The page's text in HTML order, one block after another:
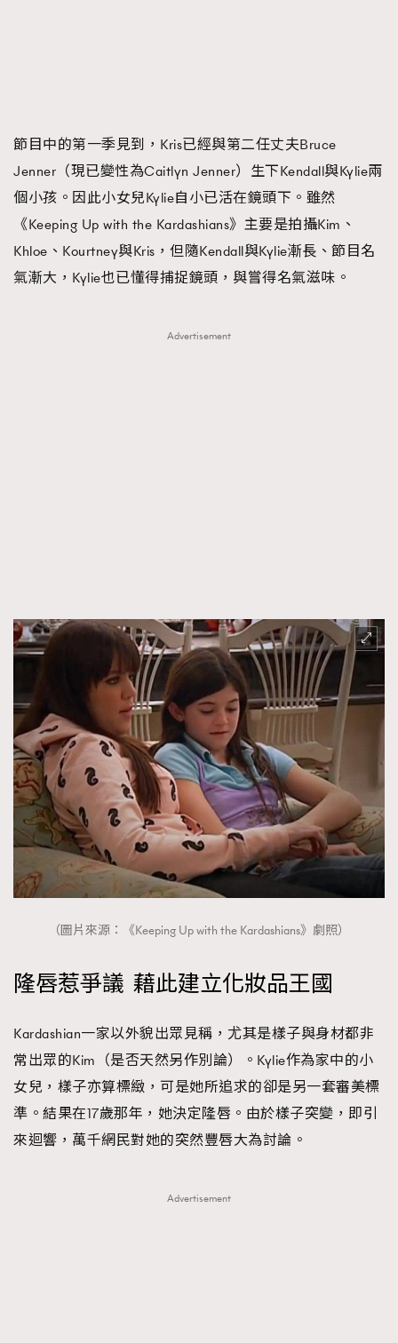
節目中的第一季見到，Kris已經與第二任丈夫Bruce
Jenner（現已變性為Caitlyn Jenner）生下Kendall與Kylie兩
個小孩。因此小女兒Kylie自小已活在鏡頭下。雖然
《Keeping Up with the Kardashians》主要是拍攝Kim、
Khloe、Kourtney與Kris，但隨Kendall與Kylie漸長、節目名
氣漸大，Kylie也已懂得捕捉鏡頭，與嘗得名氣滋味。
Advertisement
（圖片來源：《Keeping Up with the Kardashians》劇照）
隆唇惹爭議 藉此建立化妝品王國
Kardashian一家以外貌出眾見稱，尤其是樣子與身材都非
常出眾的Kim（是否天然另作別論）。Kylie作為家中的小
女兒，樣子亦算標緻，可是她所追求的卻是另一套審美標
準。結果在17歲那年，她決定隆唇。由於樣子突變，即引
來迴響，萬千網民對她的突然豐唇大為討論。
Advertisement